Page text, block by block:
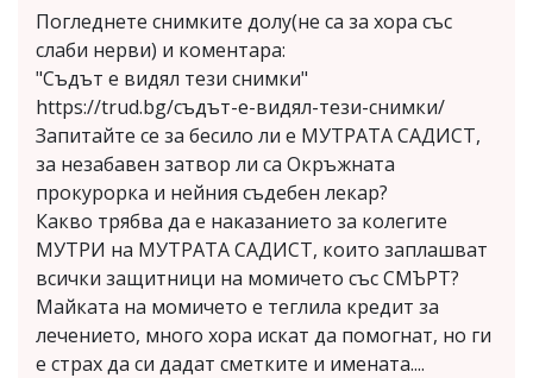
Погледнете снимките долу(не са за хора със
слаби нерви) и коментара:
"Съдът е видял тези снимки"
https://trud.bg/съдът-е-видял-тези-снимки/
Запитайте се за бесило ли е МУТРАТА САДИСТ,
за незабавен затвор ли са Окръжната
прокурорка и нейния съдебен лекар?
Какво трябва да е наказанието за колегите
МУТРИ на МУТРАТА САДИСТ, които заплашват
всички защитници на момичето със СМЪРТ?
Майката на момичето е теглила кредит за
лечението, много хора искат да помогнат, но ги
е страх да си дадат сметките и имената....